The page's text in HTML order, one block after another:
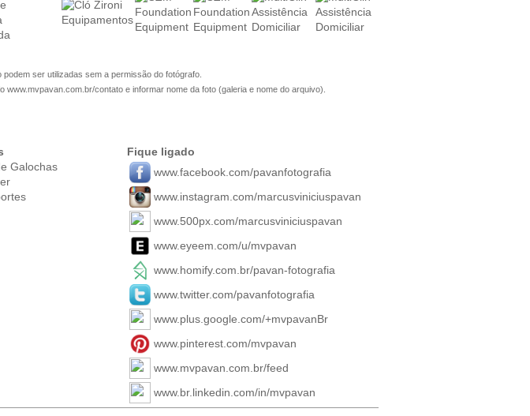
ser utilizadas sem a permissão do fotógrafo.
www.mvpavan.com.br/contatoe informar nome da foto (galeria e nome do arquivo).
Galochas
Fique ligado
www.facebook.com/pavanfotografia
www.instagram.com/marcusviniciuspavan
www.500px.com/marcusviniciuspavan
www.eyeem.com/u/mvpavan
www.homify.com.br/pavan-fotografia
www.twitter.com/pavanfotografia
www.plus.google.com/+mvpavanBr
www.pinterest.com/mvpavan
www.mvpavan.com.br/feed
www.br.linkedin.com/in/mvpavan